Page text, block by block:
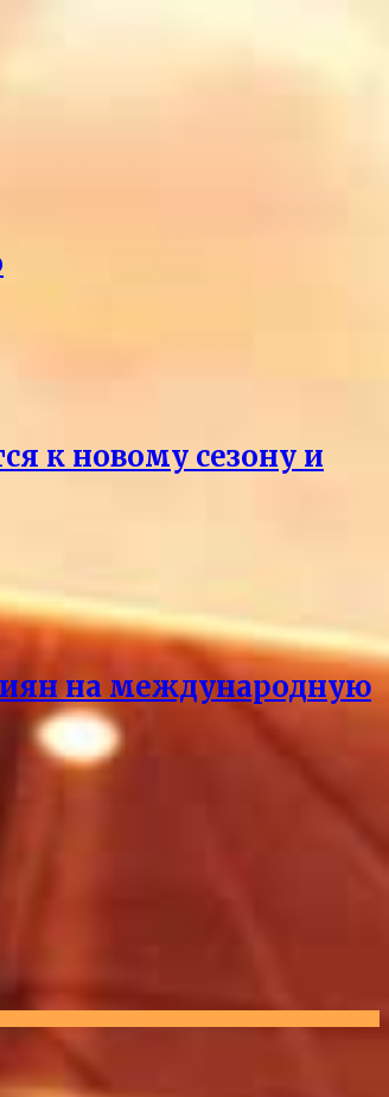
к новому сезону и
на международную